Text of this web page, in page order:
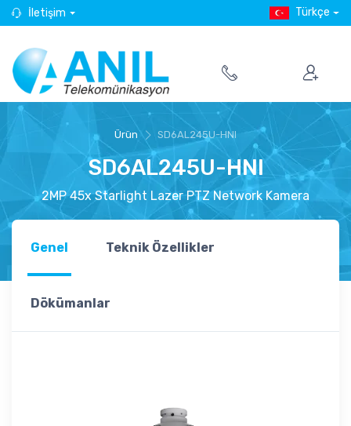
İletişim Türkçe
Ürün SD6AL245U-HNI
SD6AL245U-HNI
2MP 45x Starlight Lazer PTZ Network Kamera
Genel Teknik Özellikler
Dökümanlar